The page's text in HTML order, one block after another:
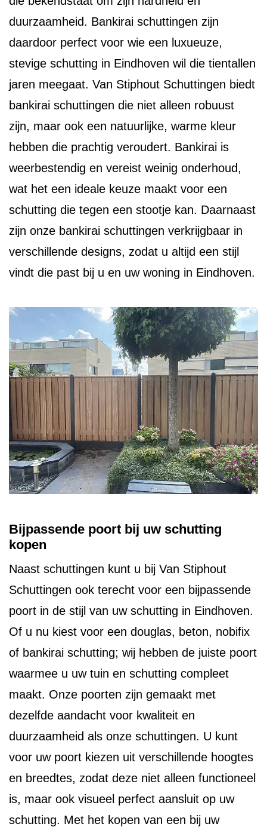
duurzaamheid. Bankirai schuttingen zijn
daardoor perfect voor wie een luxueuze,
stevige schutting in Eindhoven wil die tientallen
jaren meegaat. Van Stiphout Schuttingen biedt
bankirai schuttingen die niet alleen robuust
zijn, maar ook een natuurlijke, warme kleur
hebben die prachtig veroudert. Bankirai is
weerbestendig en vereist weinig onderhoud,
wat het een ideale keuze maakt voor een
schutting die tegen een stootje kan. Daarnaast
zijn onze bankirai schuttingen verkrijgbaar in
verschillende designs, zodat u altijd een stijl
vindt die past bij u en uw woning in Eindhoven.
Bijpassende poort bij uw schutting
kopen
Naast schuttingen kunt u bij Van Stiphout
Schuttingen ook terecht voor een bijpassende
poort in de stijl van uw schutting in Eindhoven.
Of u nu kiest voor een douglas, beton, nobifix
of bankirai schutting; wij hebben de juiste poort
waarmee u uw tuin en schutting compleet
maakt. Onze poorten zijn gemaakt met
dezelfde aandacht voor kwaliteit en
duurzaamheid als onze schuttingen. U kunt
voor uw poort kiezen uit verschillende hoogtes
en breedtes, zodat deze niet alleen functioneel
is, maar ook visueel perfect aansluit op uw
schutting. Met het kopen van een bij uw